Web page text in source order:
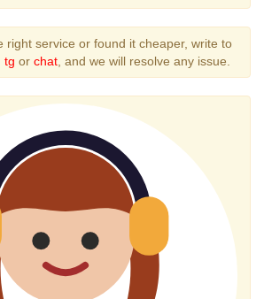
right service or found it cheaper, write to
tg or chat , and we will resolve any issue.